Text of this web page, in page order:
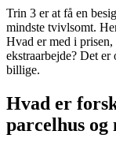
Trin 3 er at få en
mindste tvivlsomt.
Hvad er med i
ekstraarbejde? Det
billige.
Hvad er
parcelhus